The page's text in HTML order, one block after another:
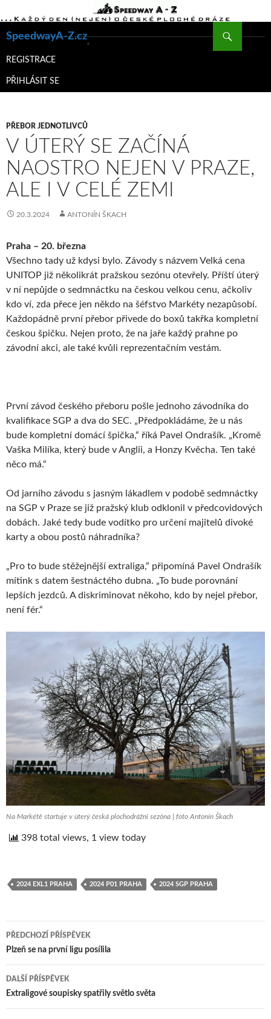
SpeedwayA-Z.cz
K
WEBU
REGISTRACE
PŘIHLÁSIT SE
PŘEBOR JEDNOTLIVCŮ
V ÚTERÝ SE ZAČÍNÁ
NAOSTRO NEJEN V PRAZE,
ALE I V CELÉ ZEMI
20.3.2024 ANTONÍN ŠKACH
Praha – 20. března
Všechno tady už kdysi bylo. Závody s názvem Velká cena
UNITOP již několikrát pražskou sezónu otevřely. Příští úterý
v ní nepůjde o sedmnáctku na českou velkou cenu, ačkoliv
kdo ví, zda přece jen někdo na šéfstvo Markéty nezapůsobí.
Každopádně první přebor přivede do boxů takřka kompletní
českou špičku. Nejen proto, že na jaře každý prahne po
závodní akci, ale také kvůli reprezentačním vestám.
První závod českého přeboru pošle jednoho závodníka do
kvalifikace SGP a dva do SEC. „Předpokládáme, že u nás
bude kompletní domácí špička,“ říká Pavel Ondrašík. „Kromě
Vaška Milíka, který bude v Anglii, a Honzy Kvěcha. Ten také
něco má.“
Od jarního závodu s jasným lákadlem v podobě sedmnáctky
na SGP v Praze se již pražský klub odklonil v předcovidových
dobách. Jaké tedy bude vodítko pro určení majitelů divoké
karty a obou postů náhradníka?
„Pro to bude stěžejnější extraliga,“ připomíná Pavel Ondrašík
mítink s datem šestnáctého dubna. „To bude porovnání
lepších jezdců. A diskriminovat někoho, kdo by nejel přebor,
není fér.“
Na Markétě startuje v úterý česká plochodrážní sezóna | foto Antonín Škach
398 total views, 1 view today
2024 EXL1 PRAHA 2024 P01 PRAHA 2024 SGP PRAHA
Navigace
pro
příspěvek
PŘEDCHOZÍ PŘÍSPĚVEK
Plzeň se na první ligu posílila
DALŠÍ PŘÍSPĚVEK
Extraligové soupisky spatřily světlo světa